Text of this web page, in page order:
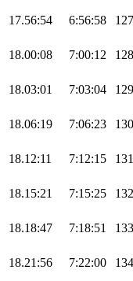
17.56:54 6:56:58 127
18.00:08 7:00:12 128
18.03:01 7:03:04 129
18.06:19 7:06:23 130
18.12:11 7:12:15 131
18.15:21 7:15:25 132
18.18:47 7:18:51 133
18.21:56 7:22:00 134